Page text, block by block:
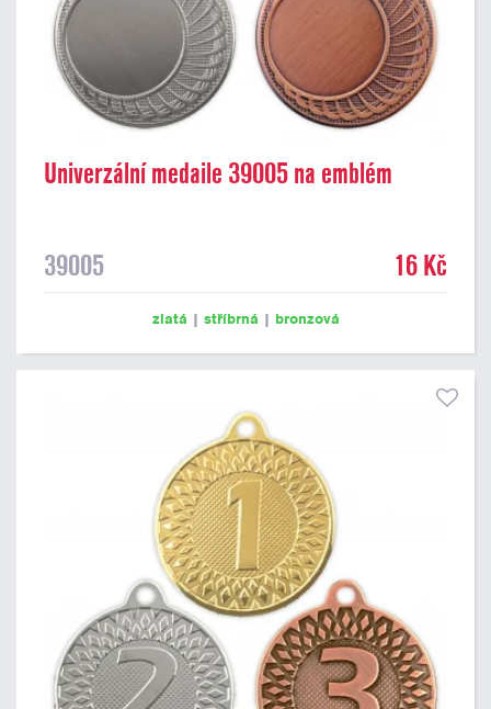
Univerzální medaile 39005 na emblém
39005 16 Kč
zlatá | stříbrná | bronzová